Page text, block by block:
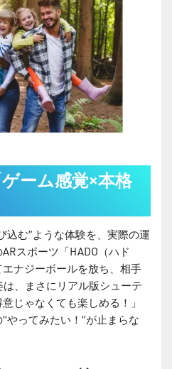
ーム感覚×本格
込む”ような体験を、実際の運
スポーツ「HADO（ハド
ナジーボールを放ち、相手
、まさにリアル版シューテ
じゃなくても楽しめる！」
やってみたい！”が止まらな